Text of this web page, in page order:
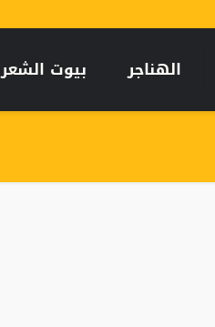
الهناجر بيوت الشعر